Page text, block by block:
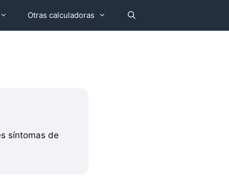
Otras calculadoras
síntomas de